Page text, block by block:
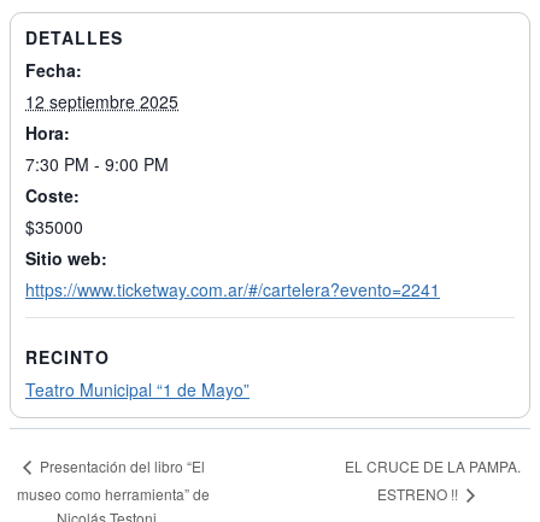
DETALLES
Fecha:
12 septiembre 2025
Hora:
7:30 PM - 9:00 PM
Coste:
$35000
Sitio web:
https://www.ticketway.com.ar/#/cartelera?evento=2241
RECINTO
Teatro Municipal “1 de Mayo”
Presentación del libro “El
museo como herramienta” de
EL CRUCE DE LA PAMPA.
ESTRENO !!